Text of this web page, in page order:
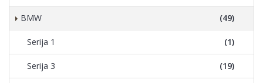
BMW (49)
Serija 1 (1)
Serija 3 (19)